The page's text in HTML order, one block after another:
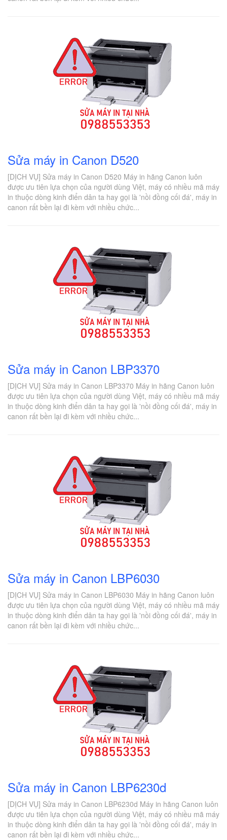
Sửa máy in Canon D520
[DỊCH VỤ] Sửa máy in Canon D520 Máy in hãng Canon luôn
được ưu tiên lựa chọn của người dùng Việt, máy có nhiều mã máy
in thuộc dòng kinh điển dân ta hay gọi là 'nồi đồng cối đá', máy in
canon rất bền lại đi kèm với nhiều chức...
Sửa máy in Canon LBP3370
[DỊCH VỤ] Sửa máy in Canon LBP3370 Máy in hãng Canon luôn
được ưu tiên lựa chọn của người dùng Việt, máy có nhiều mã máy
in thuộc dòng kinh điển dân ta hay gọi là 'nồi đồng cối đá', máy in
canon rất bền lại đi kèm với nhiều chức...
Sửa máy in Canon LBP6030
[DỊCH VỤ] Sửa máy in Canon LBP6030 Máy in hãng Canon luôn
được ưu tiên lựa chọn của người dùng Việt, máy có nhiều mã máy
in thuộc dòng kinh điển dân ta hay gọi là 'nồi đồng cối đá', máy in
canon rất bền lại đi kèm với nhiều chức...
Sửa máy in Canon LBP6230d
[DỊCH VỤ] Sửa máy in Canon LBP6230d Máy in hãng Canon luôn
được ưu tiên lựa chọn của người dùng Việt, máy có nhiều mã máy
in thuộc dòng kinh điển dân ta hay gọi là 'nồi đồng cối đá', máy in
canon rất bền lại đi kèm với nhiều chức...